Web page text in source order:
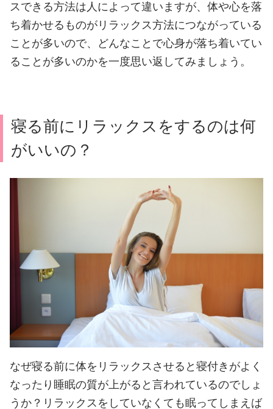
スできる方法は人によって違いますが、体や心を落
ち着かせるものがリラックス方法につながっている
ことが多いので、どんなことで心身が落ち着いてい
ることが多いのかを一度思い返してみましょう。
寝る前にリラックスをするのは何
がいいの？
なぜ寝る前に体をリラックスさせると寝付きがよく
なったり睡眠の質が上がると言われているのでしょ
うか？ リラックスをしていなくても眠ってしまえば